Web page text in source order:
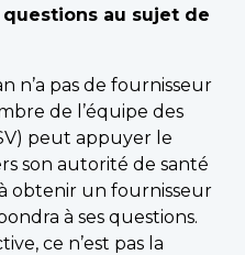
au sujet de
n’a pas de fournisseur
de l’équipe des
peut appuyer le
son autorité de santé
obtenir un fournisseur
à ses questions.
ce n’est pas la